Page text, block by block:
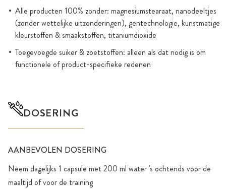
Alle producten 100% zonder: magnesiumstearaat, nanodeeltjes
(zonder wettelijke uitzonderingen), gentechnologie, kunstmatige
kleurstoffen & smaakstoffen, titaniumdioxide
Toegevoegde suiker & zoetstoffen: alleen als dat nodig is om
functionele of product-specifieke redenen
DOSERING
AANBEVOLEN DOSERING
Neem dagelijks 1 capsule met 200 ml water 's ochtends voor de
maaltijd of voor de training